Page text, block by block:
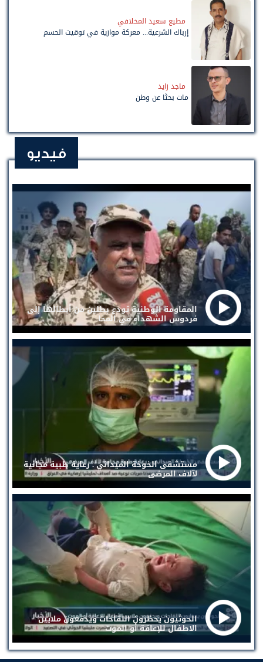
مطيع سعيد المخلافي
إرباك الشرعية... معركة موازية في توقيت الحسم
ماجد زايد
مات بحثًا عن وطن
فيديو
المقاومة الوطنية تودع بطلين من أبطالها إلى
فردوس الشهداء في المخا
مستشفى الخوخة الميداني . رعاية طبية مجانية
لآلاف المرضى
الحوثيون يحظرون اللقاحات ويدفعون ملايين
الاطفال للإعاقة أو الموت